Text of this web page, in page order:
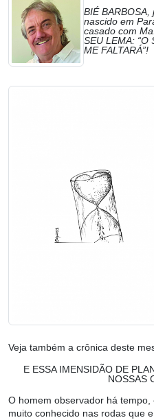
BIÉ BARBOSA,
nascido em
casado com
SEU LEMA: “O
ME FALTARÁ”!
Veja também a crônica deste
E ESSA IMENSIDÃO DE
NOSSAS
O homem observador há
muito conhecido nas rodas que